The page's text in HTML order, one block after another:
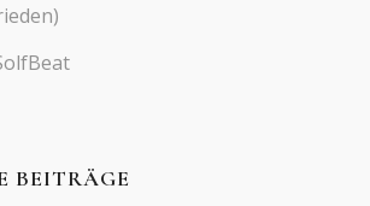
BEITRÄGE